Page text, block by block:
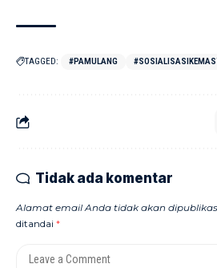
TAGGED: #PAMULANG
Tidak ada komentar
Alamat email Anda tidak akan
ditandai *